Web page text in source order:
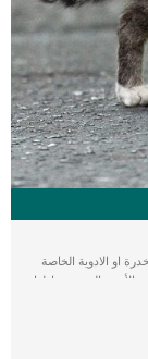
او الادوية الخاصة
التي يتم تناولها
ان يحتاج القط الى
تماما مثل البشر او
الاجراءات الطبية.